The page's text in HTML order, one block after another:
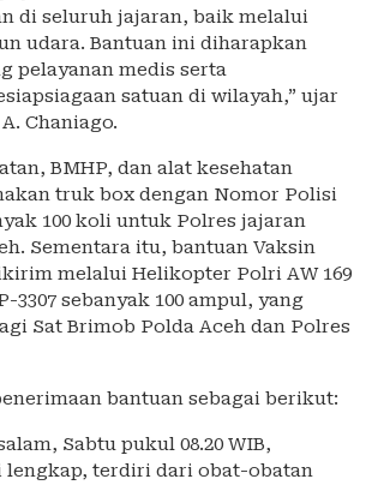
di seluruh jajaran, baik melalui
udara. Bantuan ini diharapkan
pelayanan medis serta
satuan di wilayah,” ujar
Chaniago.
BMHP, dan alat kesehatan
truk box dengan Nomor Polisi
100 koli untuk Polres jajaran
Sementara itu, bantuan Vaksin
melalui Helikopter Polri AW 169
3307 sebanyak 100 ampul, yang
Sat Brimob Polda Aceh dan Polres
bantuan sebagai berikut:
Sabtu pukul 08.20 WIB,
lengkap, terdiri dari obat-obatan